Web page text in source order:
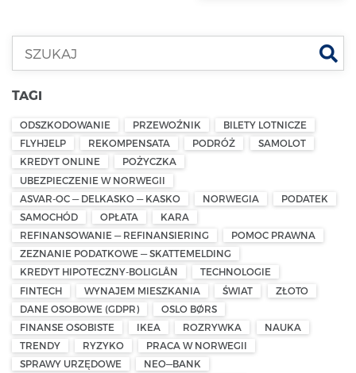
TAGI
ODSZKODOWANIE PRZEWOŹNIK
BILETY LOTNICZE
FLYHJELP
REKOMPENSATA PODRÓŻ
SAMOLOT
KREDYT ONLINE
POŻYCZKA
UBEZPIECZENIE W NORWEGII
ASVAR-OC — DELKASKO — KASKO
NORWEGIA
PODATEK
SAMOCHÓD
OPŁATA
KARA
REFINANSOWANIE — REFINANSIERING
POMOC PRAWNA
ZEZNANIE PODATKOWE — SKATTEMELDING
KREDYT HIPOTECZNY-BOLIGLÅN
TECHNOLOGIE
FINTECH
WYNAJEM MIESZKANIA ŚWIAT
ZŁOTO
DANE OSOBOWE (GDPR)
OSLO BØRS
FINANSE OSOBISTE
IKEA ROZRYWKA
NAUKA
TRENDY
RYZYKO
PRACA W NORWEGII
SPRAWY URZĘDOWE
NEO—BANK